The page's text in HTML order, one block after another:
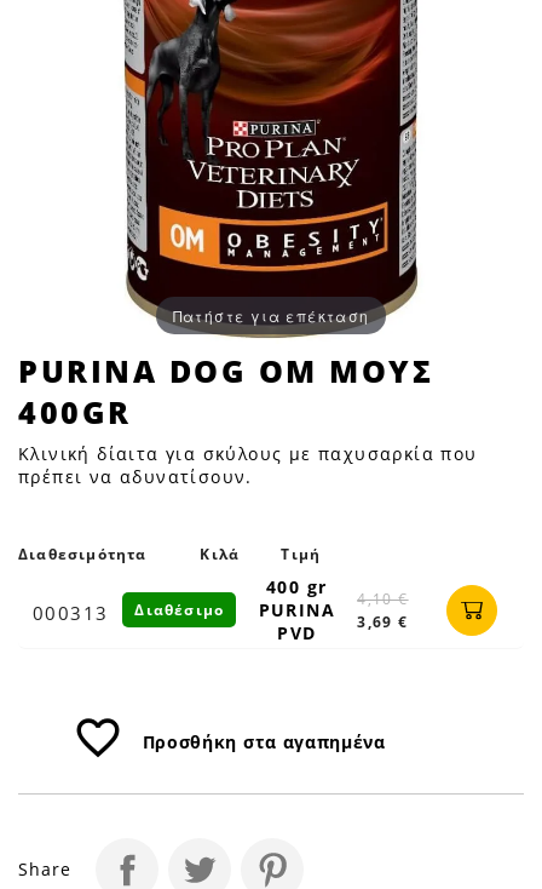
Πατήστε για επέκταση
PURINA
DOG
OM
ΜΟΥΣ
400GR
PURINA DOG OM ΜΟΥΣ
400GR
Κλινική δίαιτα για σκύλους με παχυσαρκία που
πρέπει να αδυνατίσουν.
Διαθεσιμότητα Κιλά Τιμή
000313
400 gr
PURINA
PVD
4,10 €
3,69 €
Διαθέσιμο
favorite_border Προσθήκη στα αγαπημένα
Share